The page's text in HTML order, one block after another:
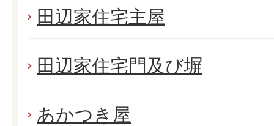
田辺家住宅主屋
田辺家住宅門及び塀
あかつき屋